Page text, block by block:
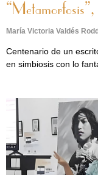
María Victoria Valdés
Centenario de un
en simbiosis con lo